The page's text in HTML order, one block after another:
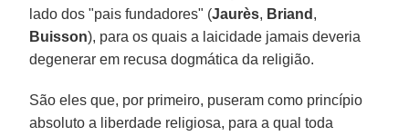
lado dos "pais fundadores" (Jaurès, Briand ,
Buisson), para os quais a laicidade jamais deveria
degenerar em recusa dogmática da religião.
São eles que, por primeiro, puseram como princípio
absoluto a liberdade religiosa, para a qual toda